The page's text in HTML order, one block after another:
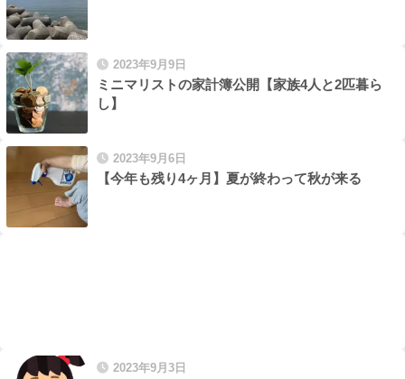
2023年9月9日
ミニマリストの家計簿公開【家族4人と2匹暮ら
し】
2023年9月6日
【今年も残り4ヶ月】夏が終わって秋が来る
2023年9月3日